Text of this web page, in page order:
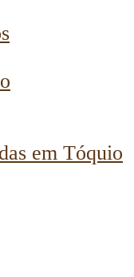
em Tóquio